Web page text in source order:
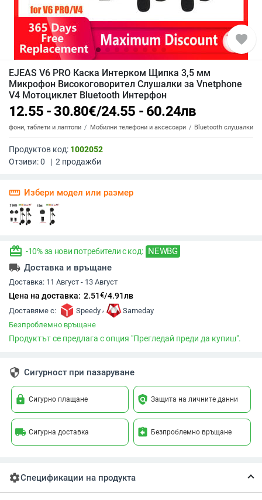
favorite
EJEAS V6 PRO Каска Интерком Щипка 3,5 мм
Микрофон Високоговорител Слушалки за Vnetphone
V4 Мотоциклет Bluetooth Интерфон
12.55 - 30.80€/24.55 - 60.24лв
таблети и лаптопи Мобилни телефони и аксесоари Bluetooth слушалки
Продуктов код: 1002052
Отзиви:0 | 2 продажби
straighten Избери модел или размер
redeem -10% за нови потребители с код: NEWBG
local_shipping Доставка и връщане
Доставка: 11 Август - 13 Август
Цена на доставка: 2.51€/4.91лв
Доставяме с: Speedy ,
Sameday
Безпроблемно връщане
Продуктът се предлага с опция "Прегледай преди да купиш".
security Сигурност при пазаруване
lock Сигурно плащане policy Защита на личните данни
local_shipping Сигурна доставка assignment_return Безпроблемно връщане
settingsСпецификации на продукта